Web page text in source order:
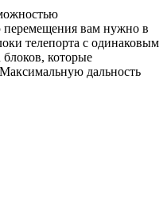
перемещения вам нужно в
телепорта с одинаковым
которые
дальность